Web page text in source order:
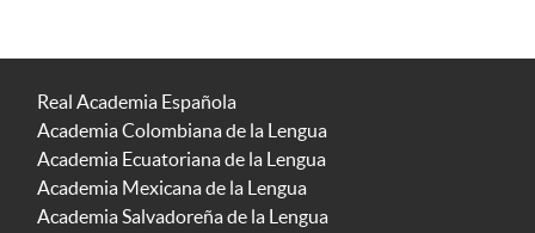
Real Academia Española
Academia Colombiana de la Lengua
Academia Ecuatoriana de la Lengua
Academia Mexicana de la Lengua
Academia Salvadoreña de la Lengua